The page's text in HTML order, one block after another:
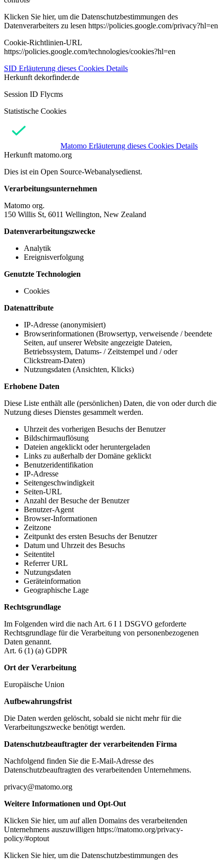
Klicken Sie hier, um die Datenschutzbestimmungen des
Datenverarbeiters zu lesen https://policies.google.com/privacy?hl=en
Cookie-Richtlinien-URL
https://policies.google.com/technologies/cookies?hl=en
SID Erläuterung dieses Cookies Details
Herkunft dekorfinder.de
Session ID Flycms
Statistische Cookies
Matomo Erläuterung dieses Cookies Details
Herkunft matomo.org
Dies ist ein Open Source-Webanalysedienst.
Verarbeitungsunternehmen
Matomo org.
150 Willis St, 6011 Wellington, New Zealand
Datenverarbeitungszwecke
Analytik
Ereignisverfolgung
Genutzte Technologien
Cookies
Datenattribute
IP-Adresse (anonymisiert)
Browserinformationen (Browsertyp, verweisende / beendete
Seiten, auf unserer Website angezeigte Dateien,
Betriebssystem, Datums- / Zeitstempel und / oder
Clickstream-Daten)
Nutzungsdaten (Ansichten, Klicks)
Erhobene Daten
Diese Liste enthält alle (persönlichen) Daten, die von oder durch die
Nutzung dieses Dienstes gesammelt werden.
Uhrzeit des vorherigen Besuchs der Benutzer
Bildschirmauflösung
Dateien angeklickt oder heruntergeladen
Links zu außerhalb der Domäne geklickt
Benutzeridentifikation
IP-Adresse
Seitengeschwindigkeit
Seiten-URL
Anzahl der Besuche der Benutzer
Benutzer-Agent
Browser-Informationen
Zeitzone
Zeitpunkt des ersten Besuchs der Benutzer
Datum und Uhrzeit des Besuchs
Seitentitel
Referrer URL
Nutzungsdaten
Geräteinformation
Geographische Lage
Rechtsgrundlage
Im Folgenden wird die nach Art. 6 I 1 DSGVO geforderte
Rechtsgrundlage für die Verarbeitung von personenbezogenen
Daten genannt.
Art. 6 (1) (a) GDPR
Ort der Verarbeitung
Europäische Union
Aufbewahrungsfrist
Die Daten werden gelöscht, sobald sie nicht mehr für die
Verarbeitungszwecke benötigt werden.
Datenschutzbeauftragter der verarbeitenden Firma
Nachfolgend finden Sie die E-Mail-Adresse des
Datenschutzbeauftragten des verarbeitenden Unternehmens.
privacy@matomo.org
Weitere Informationen und Opt-Out
Klicken Sie hier, um auf allen Domains des verarbeitenden
Unternehmens auszuwilligen https://matomo.org/privacy-
policy/#optout
Klicken Sie hier, um die Datenschutzbestimmungen des